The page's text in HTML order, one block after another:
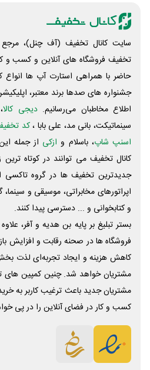
سایت کانال تخفیف (آف چنل)،
تخفیف فروشگاه های آنلاین و کسب و‌
حاضر با همراهی استارت آپ ها
جشنواره های صدها برند معتبر،
اطلاع مخاطبان می‌رسانیم. دیجی کالا،
سینماتیکت، بانی مد، علی‌ بابا ،کد
اسنپ شاپ، باسلام و ازکی از جمله
کانال تخفیف می توانند در کوتاه
جدیدترین تخفیف ها در گروه تاکسی
اپراتورهای مخابراتی، موسیقی و
و کتابخوانی و ... دسترسی پیدا کنند.
بستر تبلیغ بر پایه بن هدیه و آفر،
فروشگاه ها در صحنه رقابت و افزایش
کاهش هزینه و ایجاد تجربه‌ای لذت
مشتریان خواهد شد. چنین کمپین
مشتریان جدید باعث ترغیب کاربر به
کسب و کار در فضای آنلاین را در پی